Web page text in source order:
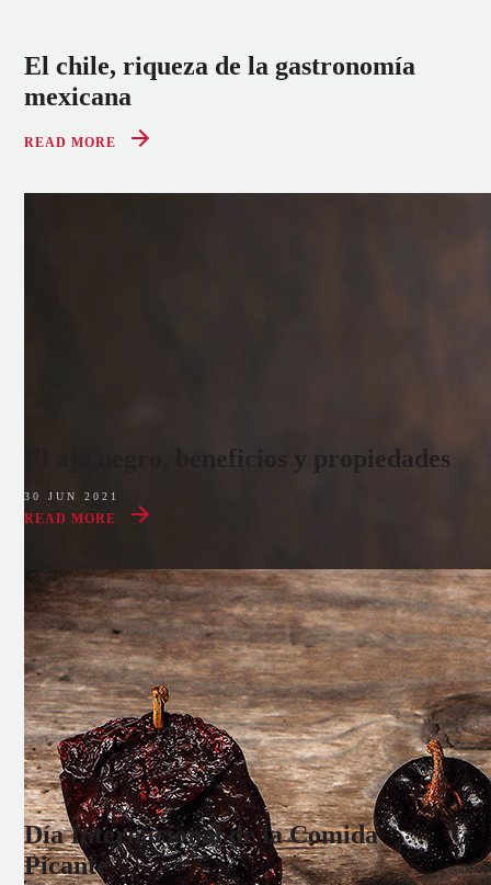
El chile, riqueza de la gastronomía
mexicana
READ MORE
El ajo negro, beneficios y propiedades
30 JUN 2021
READ MORE
Día Internacional de la Comida
Picante